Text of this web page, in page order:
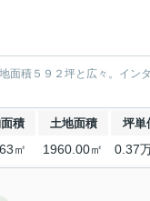
積５９２坪と広々。イン
積 土地面積 坪単
㎡ 1960.00㎡ 0.37